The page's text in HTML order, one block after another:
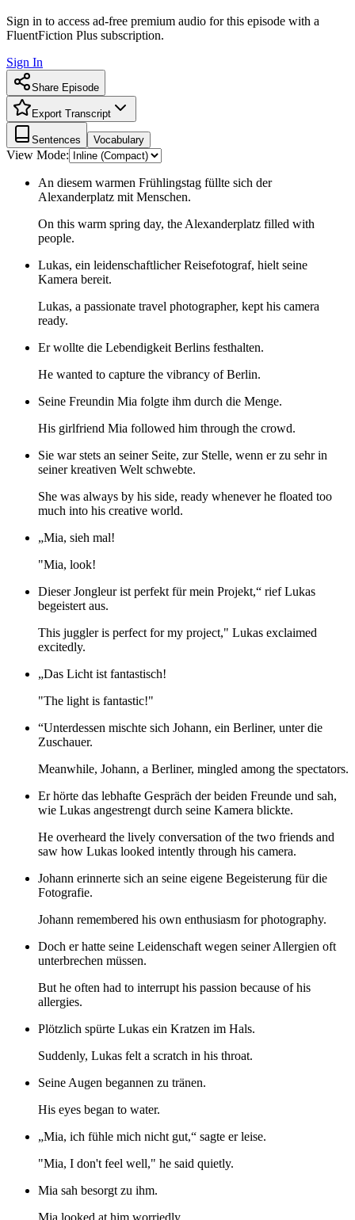
Sign in to access ad-free premium audio for this episode with a
FluentFiction Plus subscription.
Sign In
Share Episode
Export Transcript
Sentences Vocabulary
View Mode:
An diesem warmen Frühlingstag füllte sich der
Alexanderplatz mit Menschen.
On this warm spring day, the Alexanderplatz filled with
people.
Lukas, ein leidenschaftlicher Reisefotograf, hielt seine
Kamera bereit.
Lukas, a passionate travel photographer, kept his camera
ready.
Er wollte die Lebendigkeit Berlins festhalten.
He wanted to capture the vibrancy of Berlin.
Seine Freundin Mia folgte ihm durch die Menge.
His girlfriend Mia followed him through the crowd.
Sie war stets an seiner Seite, zur Stelle, wenn er zu sehr in
seiner kreativen Welt schwebte.
She was always by his side, ready whenever he floated too
much into his creative world.
„Mia, sieh mal!
"Mia, look!
Dieser Jongleur ist perfekt für mein Projekt,“ rief Lukas
begeistert aus.
This juggler is perfect for my project," Lukas exclaimed
excitedly.
„Das Licht ist fantastisch!
"The light is fantastic!"
“Unterdessen mischte sich Johann, ein Berliner, unter die
Zuschauer.
Meanwhile, Johann, a Berliner, mingled among the spectators.
Er hörte das lebhafte Gespräch der beiden Freunde und sah,
wie Lukas angestrengt durch seine Kamera blickte.
He overheard the lively conversation of the two friends and
saw how Lukas looked intently through his camera.
Johann erinnerte sich an seine eigene Begeisterung für die
Fotografie.
Johann remembered his own enthusiasm for photography.
Doch er hatte seine Leidenschaft wegen seiner Allergien oft
unterbrechen müssen.
But he often had to interrupt his passion because of his
allergies.
Plötzlich spürte Lukas ein Kratzen im Hals.
Suddenly, Lukas felt a scratch in his throat.
Seine Augen begannen zu tränen.
His eyes began to water.
„Mia, ich fühle mich nicht gut,“ sagte er leise.
"Mia, I don't feel well," he said quietly.
Mia sah besorgt zu ihm.